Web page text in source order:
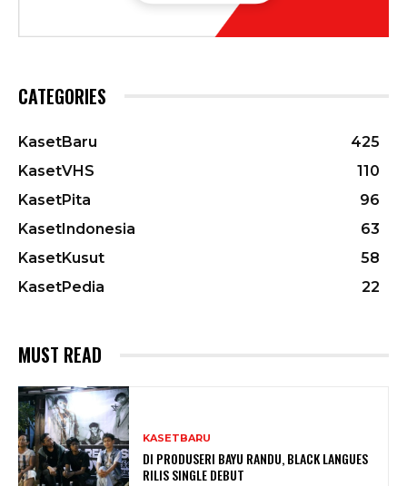
CATEGORIES
KasetBaru
425
KasetVHS
110
KasetPita
96
KasetIndonesia
63
KasetKusut
58
KasetPedia
22
MUST READ
KASETBARU
DI PRODUSERI BAYU RANDU, BLACK LANGUES
RILIS SINGLE DEBUT